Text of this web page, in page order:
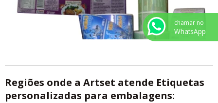
Regiões onde a Artset atende Etiquetas
personalizadas para embalagens:
chamar no
WhatsApp